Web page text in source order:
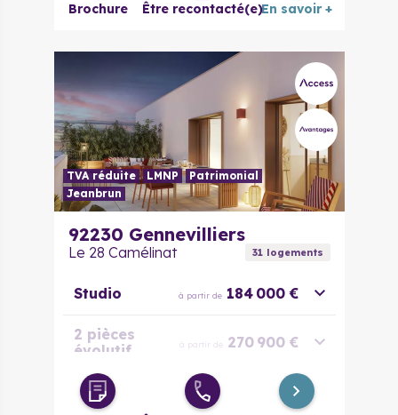
Brochure Être recontacté(e)En savoir +
TVA réduite LMNP
Patrimonial
Jeanbrun
92230 Gennevilliers
Le 28 Camélinat 31logements
Studio à partir de 184 000 €
2 pièces
évolutif
à partir de 270 900 €
3 pièces à partir de 312 000 €